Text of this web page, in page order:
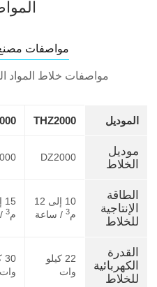
مواصفات
مواصفات خلاط المواد
الموديل THZ2000
موديل
الخلاط
DZ2000
الطاقة
الإنتاجية
للخلاط
10 إلى 12
م3 / ساعة
م3
القدرة
الكهربائية
للخلاط
22 كيلو
وات
وات